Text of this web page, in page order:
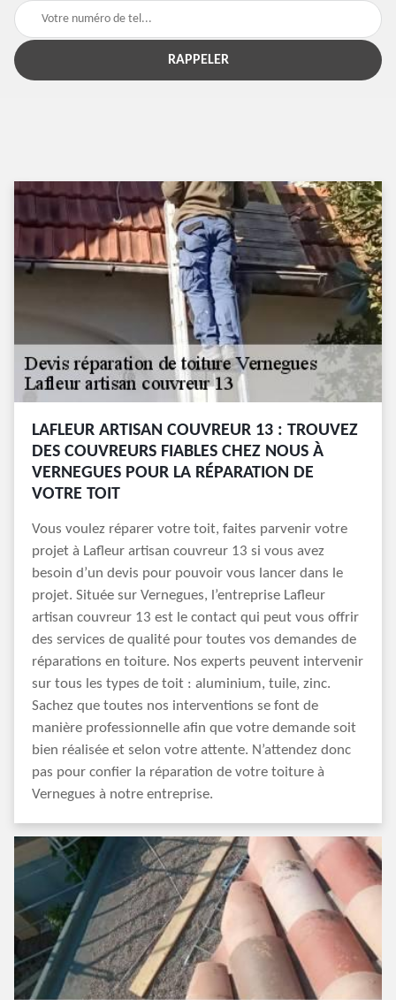
LAFLEUR ARTISAN COUVREUR 13 : TROUVEZ
DES COUVREURS FIABLES CHEZ NOUS À
VERNEGUES POUR LA RÉPARATION DE
VOTRE TOIT
Vous voulez réparer votre toit, faites parvenir votre
projet à Lafleur artisan couvreur 13 si vous avez
besoin d’un devis pour pouvoir vous lancer dans le
projet. Située sur Vernegues, l’entreprise Lafleur
artisan couvreur 13 est le contact qui peut vous offrir
des services de qualité pour toutes vos demandes de
réparations en toiture. Nos experts peuvent intervenir
sur tous les types de toit : aluminium, tuile, zinc.
Sachez que toutes nos interventions se font de
manière professionnelle afin que votre demande soit
bien réalisée et selon votre attente. N’attendez donc
pas pour confier la réparation de votre toiture à
Vernegues à notre entreprise.